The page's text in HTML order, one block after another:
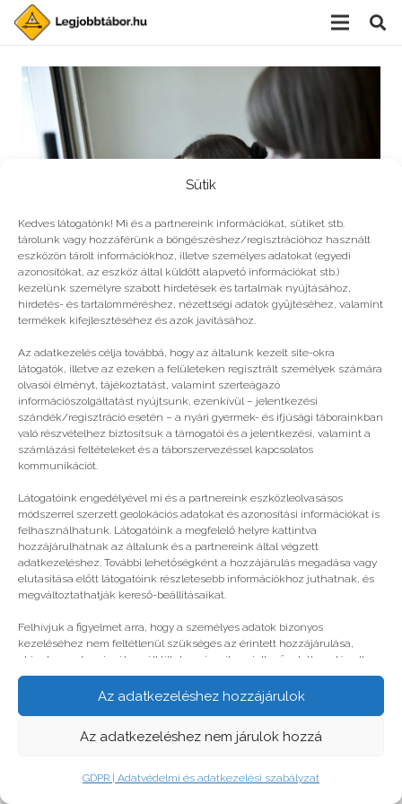
Sütik
Kedves látogatónk! Mi és a partnereink információkat, sütiket stb.
tárolunk vagy hozzáférünk a böngészéshez/regisztrációhoz használt
eszközön tárolt információkhoz, illetve személyes adatokat (egyedi
azonosítókat, az eszköz által küldött alapvető információkat stb.)
kezelünk személyre szabott hirdetések és tartalmak nyújtásához,
hirdetés- és tartalomméréshez, nézettségi adatok gyűjtéséhez, valamint
termékek kifejlesztéséhez és azok javításához.
Az adatkezelés célja továbbá, hogy az általunk kezelt site-okra
látogatók, illetve az ezeken a felületeken regisztrált személyek számára
olvasói élményt, tájékoztatást, valamint szerteágazó
információszolgáltatást nyújtsunk, ezenkívül – jelentkezési
szándék/regisztráció esetén – a nyári gyermek- és ifjúsági táborainkban
való részvételhez biztosítsuk a támogatói és a jelentkezési, valamint a
számlázási feltételeket és a táborszervezéssel kapcsolatos
kommunikációt.
Látogatóink engedélyével mi és a partnereink eszközleolvasásos
módszerrel szerzett geolokációs adatokat és azonosítási információkat is
felhasználhatunk. Látogatóink a megfelelő helyre kattintva
hozzájárulhatnak az általunk és a partnereink által végzett
adatkezeléshez. További lehetőségként a hozzájárulás megadása vagy
elutasítása előtt látogatóink részletesebb információkhoz juthatnak, és
megváltoztathatják kereső-beállításaikat.
Felhívjuk a figyelmet arra, hogy a személyes adatok bizonyos
kezeléséhez nem feltétlenül szükséges az érintett hozzájárulása,
akinek azonban jogában áll tiltakozni az ilyen jellegű adatkezelés ellen.
A beállítások csak erre a weboldalra érvényesek. Erre a webhelyre
visszatérve vagy az ADATKEZELÉSI TÁJÉKOZTATÓ, ADATVÉDELMI ÉS
Az adatkezeléshez hozzájárulok
Az adatkezeléshez nem járulok hozzá
GDPR | Adatvédelmi és adatkezelési szabályzat
Táborok kis zseniknek
© legjobbtabor.hu
GDPR | Adatvédelmi és adatkezelési szabályzat